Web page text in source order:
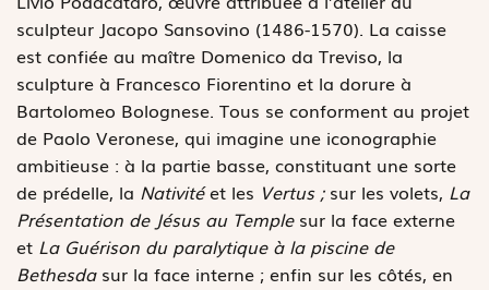
sculpteur Jacopo Sansovino (1486-1570). La caisse
est confiée au maître Domenico da Treviso, la
sculpture à Francesco Fiorentino et la dorure à
Bartolomeo Bolognese. Tous se conforment au projet
de Paolo Veronese, qui imagine une iconographie
ambitieuse : à la partie basse, constituant une sorte
de prédelle, la Nativitéet les Vertus ; sur les volets, La
Présentation de Jésus au Temple sur la face externe
et La Guérison du paralytique à la piscine de
Bethesda sur la face interne ; enfin sur les côtés, en